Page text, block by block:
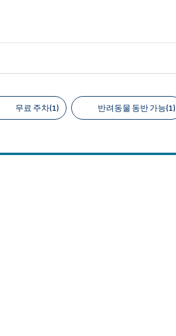
무료 주차(1) 반려동물 동반 가능(1)